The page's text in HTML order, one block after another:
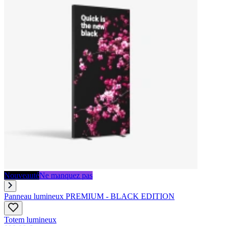
NouveautéNe manquez pas
Panneau lumineux PREMIUM - BLACK EDITION
Totem lumineux